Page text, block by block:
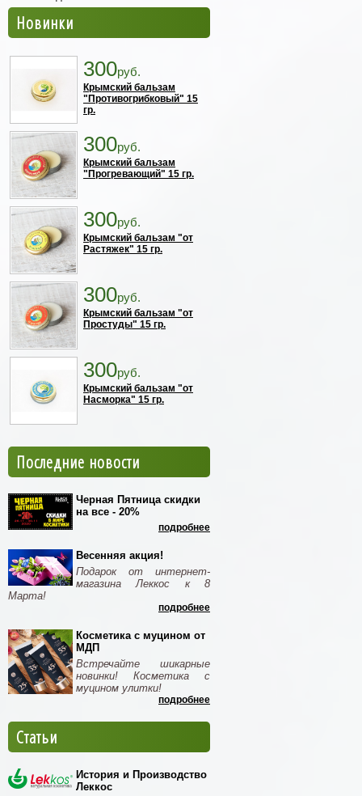
Новинки
300руб.
Крымский бальзам
"Противогрибковый" 15
гр.
300руб.
Крымский бальзам
"Прогревающий" 15 гр.
300руб.
Крымский бальзам "от
Растяжек" 15 гр.
300руб.
Крымский бальзам "от
Простуды" 15 гр.
300руб.
Крымский бальзам "от
Насморка" 15 гр.
Последние новости
Черная Пятница скидки
на все - 20%
подробнее
Весенняя акция!
Подарок от интернет-
магазина Леккос к 8
Марта!
подробнее
Косметика с муцином от
МДП
Встречайте шикарные
новинки! Косметика с
муцином улитки!
подробнее
Статьи
История и Производство
Леккос